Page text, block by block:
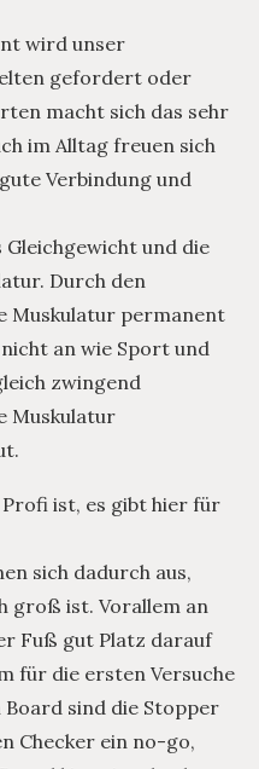
wird unser
gefordert oder
macht sich das sehr
im Alltag freuen sich
Verbindung und
und die
Durch den
Muskulatur permanent
an wie Sport und
zwingend
Muskulatur
ist, es gibt hier für
sich dadurch aus,
groß ist. Vorallem an
Fuß gut Platz darauf
für die ersten Versuche
sind die Stopper
Checker ein no-go,